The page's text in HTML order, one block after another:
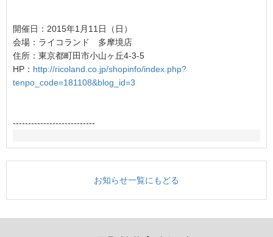
開催日：2015年1月11日（日）
会場：ライコランド 多摩境店
住所：東京都町田市小山ヶ丘4-3-5
HP： http://ricoland.co.jp/shopinfo/index.php?
tenpo_code=181108&blog_id=3
---------------------------
お知らせ一覧にもどる